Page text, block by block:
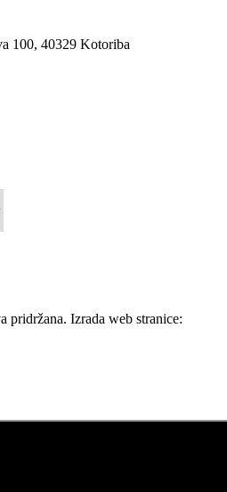
100, 40329 Kotoriba
Izrada web stranice: